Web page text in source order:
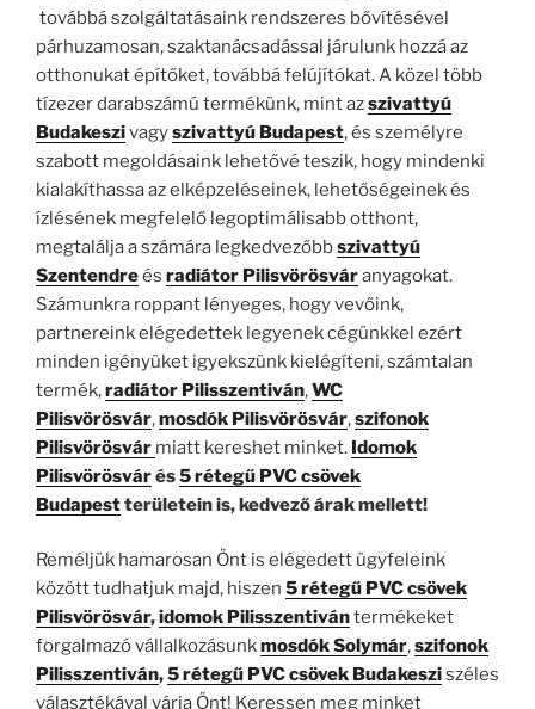
továbbá szolgáltatásaink rendszeres bővítésével
párhuzamosan, szaktanácsadással járulunk hozzá az
otthonukat építőket, továbbá felújítókat. A közel több
tízezer darabszámú termékünk, mint azszivattyú
Budakeszivagyszivattyú Budapest, és személyre
szabott megoldásaink lehetővé teszik, hogy mindenki
kialakíthassa az elképzeléseinek, lehetőségeinek és
ízlésének megfelelő legoptimálisabb otthont,
megtalálja a számára legkedvezőbbszivattyú
Szentendreés radiátor Pilisvörösváranyagokat.
Számunkra roppant lényeges, hogy vevőink,
partnereink elégedettek legyenek cégünkkel ezért
minden igényüket igyekszünk kielégíteni, számtalan
termék,radiátor Pilisszentiván,WC
Pilisvörösvár,mosdók Pilisvörösvár,szifonok
Pilisvörösvár miatt kereshet minket. Idomok
Pilisvörösvárés5 rétegű PVC csövek
Budapestterületein is, kedvező árak mellett!
Reméljük hamarosan Önt is elégedett ügyfeleink
között tudhatjuk majd, hiszen 5 rétegű PVC csövek
Pilisvörösvár,idomok Pilisszentivántermékeket
forgalmazó vállalkozásunkmosdók Solymár,szifonok
Pilisszentiván,5 rétegű PVC csövek Budakesziszéles
választékával várja Önt! Keressen meg minket